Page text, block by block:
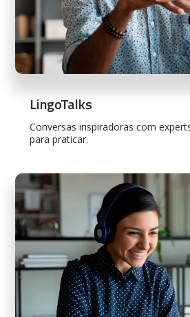
LingoTalks
Conversas inspiradoras com
para praticar.